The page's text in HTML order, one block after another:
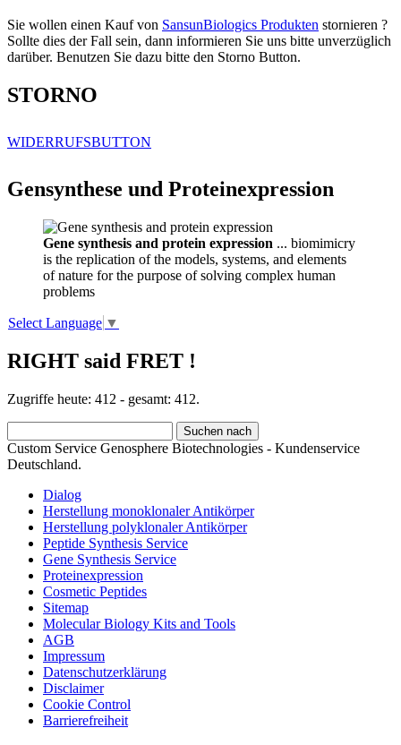
Sie wollen einen Kauf von SansunBiologics Produkten stornieren ?
Sollte dies der Fall sein, dann informieren Sie uns bitte unverzüglich
darüber. Benutzen Sie dazu bitte den Storno Button.
STORNO
WIDERRUFSBUTTON
Gensynthese und Proteinexpression
Gene synthesis and protein expression ... biomimicry
is the replication of the models, systems, and elements
of nature for the purpose of solving complex human
problems
Select Language ▼
RIGHT said FRET !
Zugriffe heute: 412 - gesamt: 412.
Custom Service Genosphere Biotechnologies - Kundenservice
Deutschland.
Dialog
Herstellung monoklonaler Antikörper
Herstellung polyklonaler Antikörper
Peptide Synthesis Service
Gene Synthesis Service
Proteinexpression
Cosmetic Peptides
Sitemap
Molecular Biology Kits and Tools
AGB
Impressum
Datenschutzerklärung
Disclaimer
Cookie Control
Barrierefreiheit